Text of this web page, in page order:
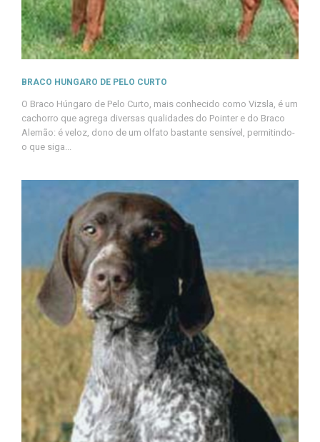
BRACO HUNGARO DE PELO CURTO
O Braco Húngaro de Pelo Curto, mais conhecido como Vizsla, é um
cachorro que agrega diversas qualidades do Pointer e do Braco
Alemão: é veloz, dono de um olfato bastante sensível, permitindo-
o que siga...